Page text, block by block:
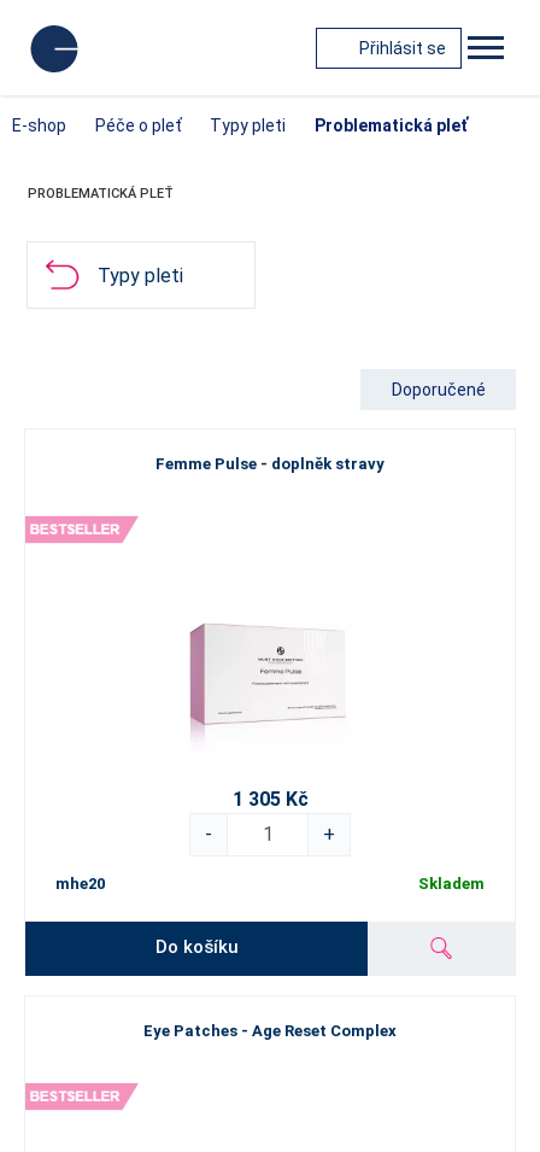
Přihlásit se
E-shop Péče o pleť Typy pleti Problematická pleť
PROBLEMATICKÁ PLEŤ
Typy pleti
Doporučené
Femme Pulse - doplněk stravy
1 305 Kč
-
+
mhe20 Skladem
Do košíku
Eye Patches - Age Reset Complex